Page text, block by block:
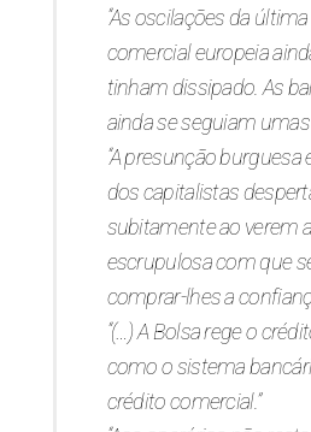
“As oscilações da
comercial europeia
tinham dissipado. As
ainda se seguiam umas
“A presunção burguesa
dos capitalistas
subitamente ao verem
escrupulosa com que
comprar-lhes a
“(…) A Bolsa rege o
como o sistema
crédito comercial.”